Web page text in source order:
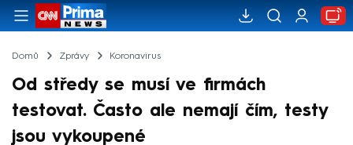
Domů Zprávy Koronavirus
Od středy se musí ve firmách
testovat. Často ale nemají čím, testy
jsou vykoupené